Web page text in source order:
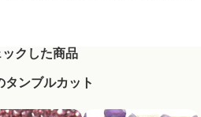
クした商品
タンブルカット